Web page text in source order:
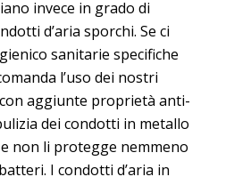
invece in grado di
d’aria sporchi. Se ci
sanitarie specifiche
l’uso dei nostri
aggiunte proprietà anti-
dei condotti in metallo
non li protegge nemmeno
I condotti d’aria in